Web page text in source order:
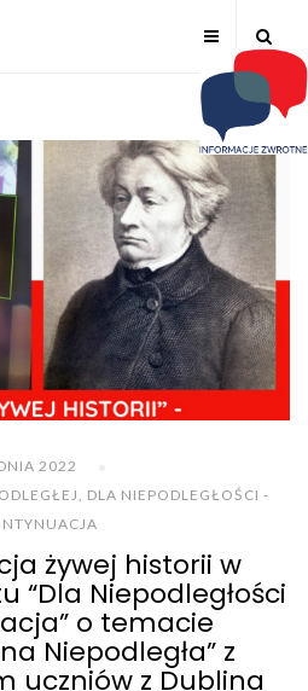
2022
, DLA NIEPODLEGŁOŚCI -
żywej historii w
“Dla Niepodległości
o temacie
Niepodległa” z
uczniów z Dublina